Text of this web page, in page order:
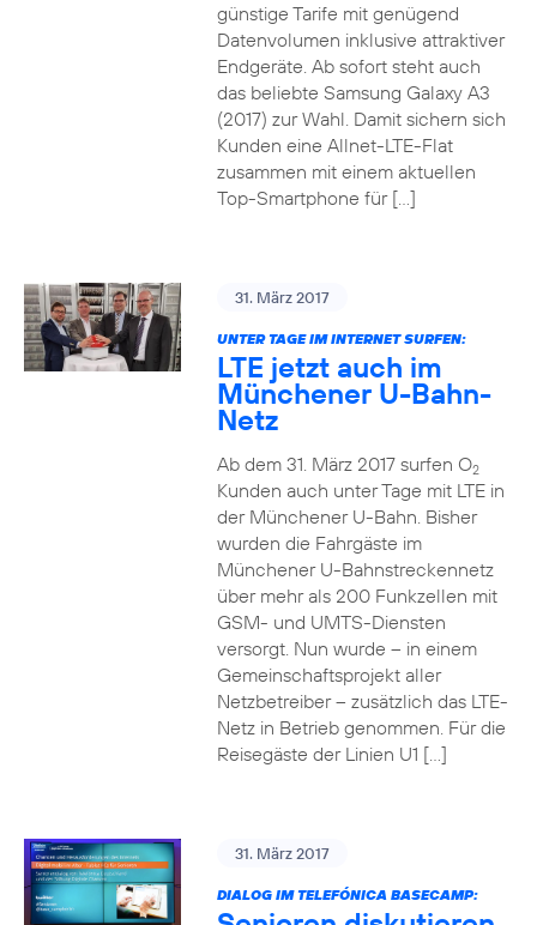
günstige Tarife mit genügend
Datenvolumen inklusive attraktiver
Endgeräte. Ab sofort steht auch
das beliebte Samsung Galaxy A3
(2017) zur Wahl. Damit sichern sich
Kunden eine Allnet-LTE-Flat
zusammen mit einem aktuellen
Top-Smartphone für […]
31. März 2017
UNTER TAGE IM INTERNET SURFEN:
LTE jetzt auch im
Münchener U-Bahn-
Netz
Ab dem 31. März 2017 surfen O2
Kunden auch unter Tage mit LTE in
der Münchener U-Bahn. Bisher
wurden die Fahrgäste im
Münchener U-Bahnstreckennetz
über mehr als 200 Funkzellen mit
GSM- und UMTS-Diensten
versorgt. Nun wurde – in einem
Gemeinschaftsprojekt aller
Netzbetreiber – zusätzlich das LTE-
Netz in Betrieb genommen. Für die
Reisegäste der Linien U1 […]
31. März 2017
DIALOG IM TELEFÓNICA BASECAMP: